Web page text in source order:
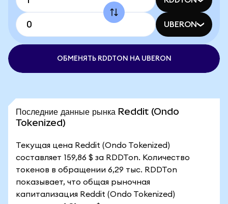
UBERON
ОБМЕНЯТЬ RDDTON НА UBERON
Последние данные рынка Reddit (Ondo
Tokenized)
Текущая цена Reddit (Ondo Tokenized)
составляет 159,86 $ за RDDTon. Количество
токенов в обращении 6,29 тыс. RDDTon
показывает, что общая рыночная
капитализация Reddit (Ondo Tokenized)